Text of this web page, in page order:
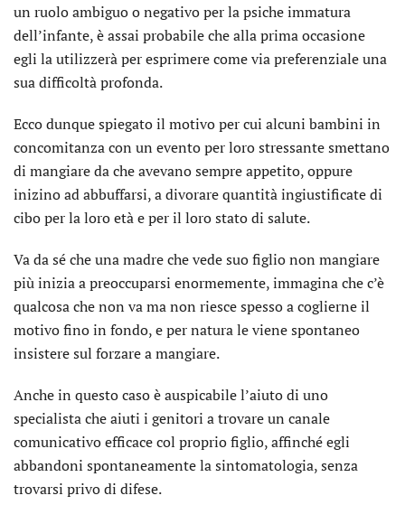
un ruolo ambiguo o negativo per la psiche immatura
dell’infante, è assai probabile che alla prima occasione
egli la utilizzerà per esprimere come via preferenziale una
sua difficoltà profonda.
Ecco dunque spiegato il motivo per cui alcuni bambini in
concomitanza con un evento per loro stressante smettano
di mangiare da che avevano sempre appetito, oppure
inizino ad abbuffarsi, a divorare quantità ingiustificate di
cibo per la loro età e per il loro stato di salute.
Va da sé che una madre che vede suo figlio non mangiare
più inizia a preoccuparsi enormemente, immagina che c’è
qualcosa che non va ma non riesce spesso a coglierne il
motivo fino in fondo, e per natura le viene spontaneo
insistere sul forzare a mangiare.
Anche in questo caso è auspicabile l’aiuto di uno
specialista che aiuti i genitori a trovare un canale
comunicativo efficace col proprio figlio, affinché egli
abbandoni spontaneamente la sintomatologia, senza
trovarsi privo di difese.